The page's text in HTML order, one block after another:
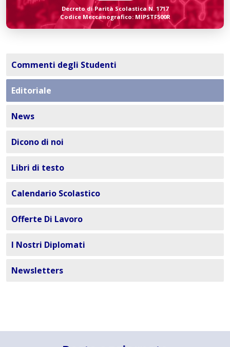
Decreto di Parità Scolastica N. 1717
Codice Meccanografico: MIPSTF500R
Commenti degli Studenti
Editoriale
News
Dicono di noi
Libri di testo
Calendario Scolastico
Offerte Di Lavoro
I Nostri Diplomati
Newsletters